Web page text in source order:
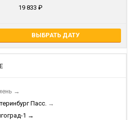
19 833
ВЫБРАТЬ ДАТУ
→
Пасс. →
1 →